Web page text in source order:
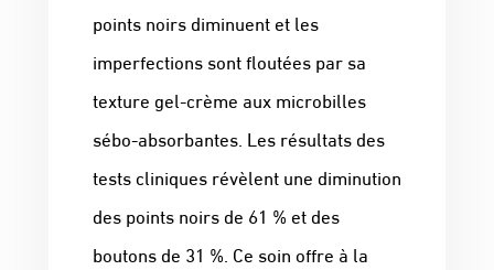
points noirs diminuent et les
imperfections sont floutées par sa
texture gel-crème aux microbilles
sébo-absorbantes. Les résultats des
tests cliniques révèlent une diminution
des points noirs de 61 % et des
boutons de 31 %. Ce soin offre à la